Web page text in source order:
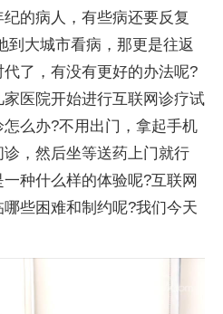
的病人，有些病还要反复
到大城市看病，那更是往返
了，有没有更好的办法呢?
医院开始进行互联网诊疗试
么办?不用出门，拿起手机
，然后坐等送药上门就行
种什么样的体验呢?互联网
些困难和制约呢?我们今天